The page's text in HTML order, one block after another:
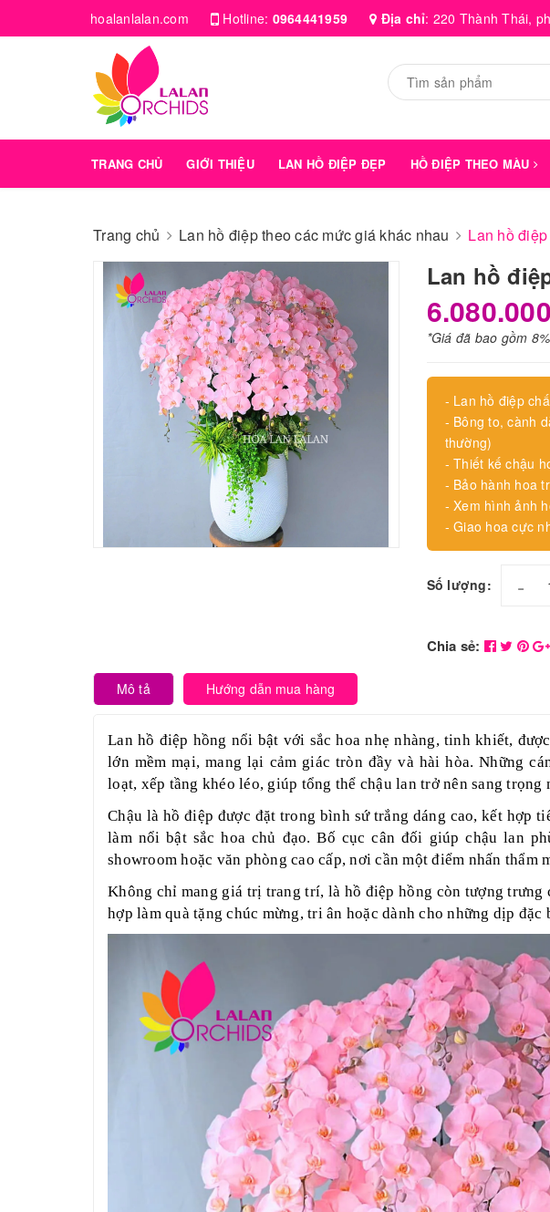
hoalanlalan.com Hotline: 0964441959 Địa chỉ: 220 Thành Thái,
TRANG CHỦ GIỚI THIỆU LAN HỒ ĐIỆP ĐẸP HỒ ĐIỆP THEO MÀU
Trang chủ Lan hồ điệp theo các mức giá khác nhau Lan hồ
Lan hồ
*Giá đã bao gồm
- Lan hồ điệp
- Bông to, cành
thường)
- Thiết kế chậu
- Bảo hành hoa
- Xem hình ảnh
- Giao hoa cực
Số lượng: -
Chia sẻ:
Mô tả Hướng dẫn mua hàng
Lan hồ điệp hồng nổi bật với sắc hoa nhẹ nhàng, tinh khiết,
lớn mềm mại, mang lại cảm giác tròn đầy và hài hòa. Những
loạt, xếp tầng khéo léo, giúp tổng thể chậu lan trở nên sang
Chậu là hồ điệp được đặt trong bình sứ trắng dáng cao, kết hợp
làm nổi bật sắc hoa chủ đạo. Bố cục cân đối giúp chậu lan
showroom hoặc văn phòng cao cấp, nơi cần một điểm nhấn thẩm
Không chỉ mang giá trị trang trí, là hồ điệp hồng còn tượng trưng
hợp làm quà tặng chúc mừng, tri ân hoặc dành cho những dịp đặc